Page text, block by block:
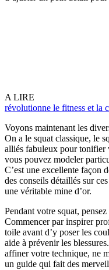
A LIRE
révolutionne le fitness et la
Voyons maintenant les
On a le squat classique, le
alliés fabuleux pour tonifier
vous pouvez modeler
C’est une excellente façon
des conseils détaillés sur
une véritable mine d’or.
Pendant votre squat, pensez
Commencer par inspirer
toile avant d’y poser les
aide à prévenir les
affiner votre technique, ne
un guide qui fait des